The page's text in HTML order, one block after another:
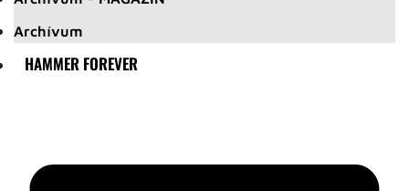
Archívum
HAMMER FOREVER